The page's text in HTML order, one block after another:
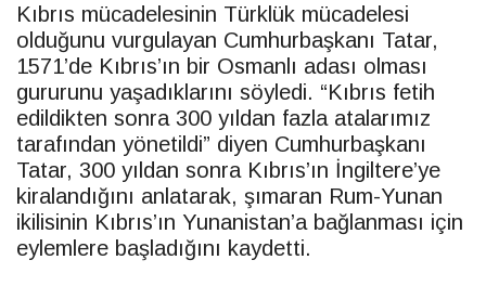
Kıbrıs mücadelesinin Türklük mücadelesi
olduğunu vurgulayan Cumhurbaşkanı Tatar,
1571’de Kıbrıs’ın bir Osmanlı adası olması
gururunu yaşadıklarını söyledi. “Kıbrıs fetih
edildikten sonra 300 yıldan fazla atalarımız
tarafından yönetildi” diyen Cumhurbaşkanı
Tatar, 300 yıldan sonra Kıbrıs’ın İngiltere’ye
kiralandığını anlatarak, şımaran Rum-Yunan
ikilisinin Kıbrıs’ın Yunanistan’a bağlanması için
eylemlere başladığını kaydetti.